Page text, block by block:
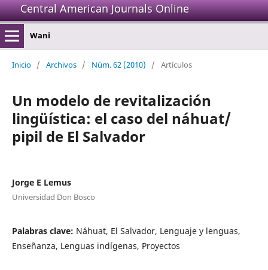
Central American Journals Online
Wani
Inicio / Archivos / Núm. 62 (2010) / Artículos
Un modelo de revitalización
lingüística: el caso del náhuat/
pipil de El Salvador
Jorge E Lemus
Universidad Don Bosco
Palabras clave: Náhuat, El Salvador, Lenguaje y lenguas,
Enseñanza, Lenguas indígenas, Proyectos